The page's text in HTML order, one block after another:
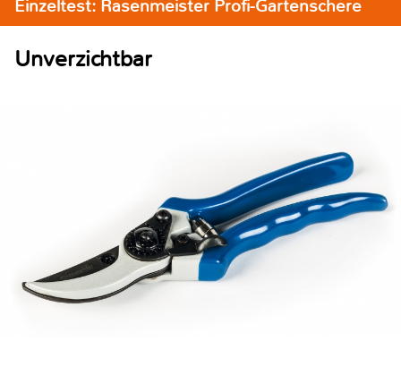
Einzeltest: Rasenmeister Profi-Gartenschere
Unverzichtbar